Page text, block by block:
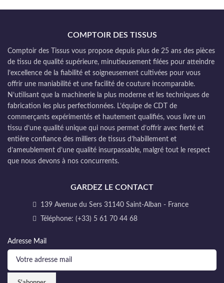
COMPTOIR DES TISSUS
Comptoir des Tissus vous propose depuis plus de 25 ans des pièces
de tissu de qualité supérieure, minutieusement filées pour atteindre
l’excellence de la fiabilité et soigneusement cultivées pour vous
offrir une maniabilité et une facilité de couture incomparable.
N’utilisant que la machinerie la plus moderne et les techniques de
fabrication les plus perfectionnées. L’équipe de CDT de
commerçants expérimentés et hautement qualifiés, vous livre un
tissu d’une qualité unique qui nous permet d’offrir avec fierté et
entière confiance des milliers de tissus d’habillement et
d’ameublement d’une qualité insurpassable, malgré tout le respect
que nous devons à nos concurrents.
GARDEZ LE CONTACT
139 Avenue du Sers 31140 Saint-Alban - France
Téléphone: (+33) 5 61 70 44 68
Adresse Mail